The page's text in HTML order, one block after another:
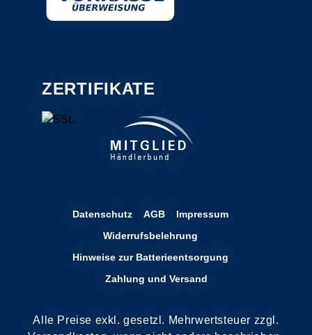
ZERTIFIKATE
Datenschutz AGB
Impressum
Widerrufsbelehrung
Hinweise zur Batterieentsorgung
Zahlung und Versand
Alle Preise exkl. gesetzl. Mehrwertsteuer zzgl.